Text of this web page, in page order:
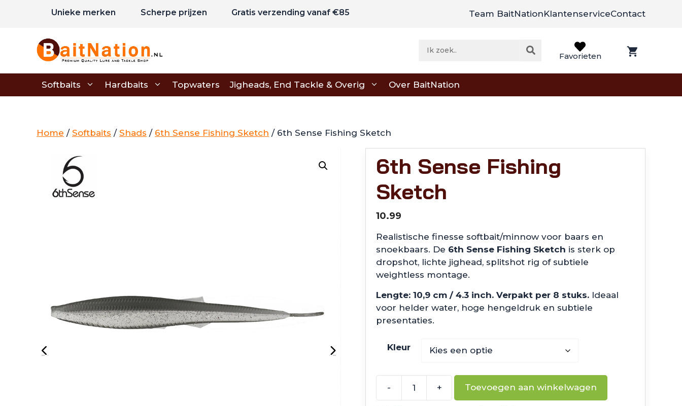
Unieke merken Scherpe prijzen Gratis verzending vanaf €85 Team BaitNationKlantenserviceContact
Favorieten
Softbaits Hardbaits Topwaters Jigheads, End Tackle & Overig Over BaitNation
Home / Softbaits / Shads / 6th Sense Fishing Sketch / 6th Sense Fishing Sketch
6th Sense Fishing
Sketch
10.99
Realistische finesse softbait/minnow voor baars en
snoekbaars. De 6th Sense Fishing Sketch is sterk op
dropshot, lichte jighead, splitshot rig of subtiele
weightless montage.
Lengte: 10,9 cm / 4.3 inch. Verpakt per 8 stuks. Ideaal
voor helder water, hoge hengeldruk en subtiele
presentaties.
Kleur
- + Toevoegen aan winkelwagen